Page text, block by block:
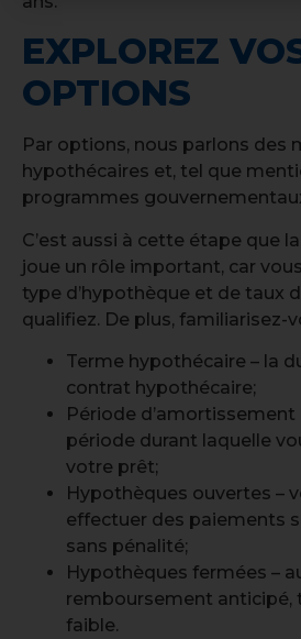
EXPLOREZ
OPTIONS
Par options, nous parlons des
hypothécaires et, tel que
programmes
C’est aussi à cette étape que
joue un rôle important, car
type d’hypothèque et de taux
qualifiez. De plus, familiarisez-
Terme hypothécaire – la
contrat hypothécaire;
Période d’amortissement
période durant laquelle
votre prêt;
Hypothèques ouvertes –
effectuer des paiements
sans pénalité;
Hypothèques fermées –
remboursement anticipé,
faible.